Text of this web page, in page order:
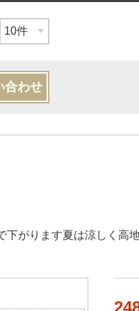
合わせ
下がります夏は涼しく